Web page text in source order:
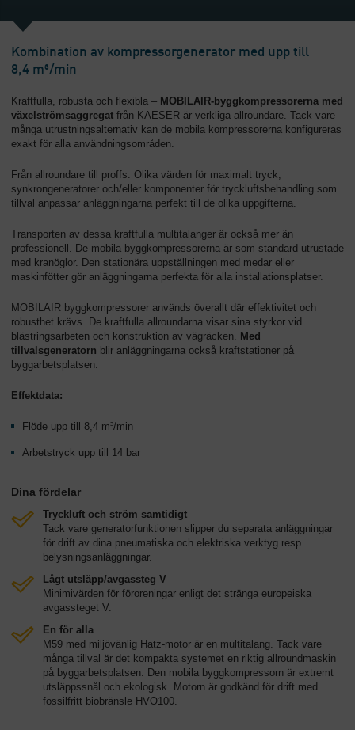
Kombination av kompressorgenerator med upp till
8,4 m³/min
Kraftfulla, robusta och flexibla – MOBILAIR-byggkompressorerna med
växelströmsaggregat från KAESER är verkliga allroundare. Tack vare
många utrustningsalternativ kan de mobila kompressorerna konfigureras
exakt för alla användningsområden.
Från allroundare till proffs: Olika värden för maximalt tryck,
synkrongeneratorer och/eller komponenter för tryckluftsbehandling som
tillval anpassar anläggningarna perfekt till de olika uppgifterna.
Transporten av dessa kraftfulla multitalanger är också mer än
professionell. De mobila byggkompressorerna är som standard utrustade
med kranöglor. Den stationära uppställningen med medar eller
maskinfötter gör anläggningarna perfekta för alla installationsplatser.
MOBILAIR byggkompressorer används överallt där effektivitet och
robusthet krävs. De kraftfulla allroundarna visar sina styrkor vid
blästringsarbeten och konstruktion av vägräcken. Med
tillvalsgeneratorn blir anläggningarna också kraftstationer på
byggarbetsplatsen.
Effektdata:
Flöde upp till 8,4 m³/min
Arbetstryck upp till 14 bar
Dina fördelar
Tryckluft och ström samtidigt
Tack vare generatorfunktionen slipper du separata anläggningar
för drift av dina pneumatiska och elektriska verktyg resp.
belysningsanläggningar.
Lågt utsläpp/avgassteg V
Minimivärden för föroreningar enligt det stränga europeiska
avgassteget V.
En för alla
M59 med miljövänlig Hatz-motor är en multitalang. Tack vare
många tillval är det kompakta systemet en riktig allroundmaskin
på byggarbetsplatsen. Den mobila byggkompressorn är extremt
utsläppssnål och ekologisk. Motorn är godkänd för drift med
fossilfritt biobränsle HVO100.